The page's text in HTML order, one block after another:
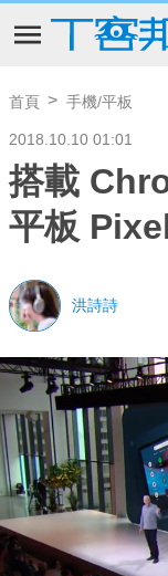
首頁 手機/平板
2018.10.10 01:01
搭載
平板
洪詩詩